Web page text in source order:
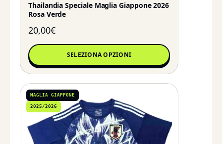
Thailandia Speciale Maglia Giappone 2026
Rosa Verde
20,00€
SELEZIONA OPZIONI
MAGLIA GIAPPONE
2025/2026